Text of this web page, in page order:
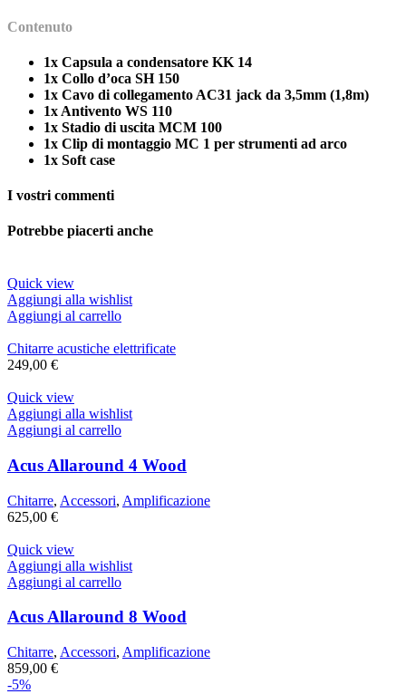
Contenuto
1x Capsula a condensatore KK 14
1x Collo d’oca SH 150
1x Cavo di collegamento AC31 jack da 3,5mm (1,8m)
1x Antivento WS 110
1x Stadio di uscita MCM 100
1x Clip di montaggio MC 1 per strumenti ad arco
1x Soft case
I vostri commenti
Potrebbe piacerti anche
Quick view
Aggiungi alla wishlist
Aggiungi al carrello
Chitarre acustiche elettrificate
249,00 €
Quick view
Aggiungi alla wishlist
Aggiungi al carrello
Acus Allaround 4 Wood
Chitarre, Accessori, Amplificazione
625,00 €
Quick view
Aggiungi alla wishlist
Aggiungi al carrello
Acus Allaround 8 Wood
Chitarre, Accessori, Amplificazione
859,00 €
-5%